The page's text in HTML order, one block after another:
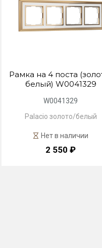
Рамка на 4 поста
белый) W0041329
W0041329
Palacio золото/белый
Нет в наличии
2 550 ₽